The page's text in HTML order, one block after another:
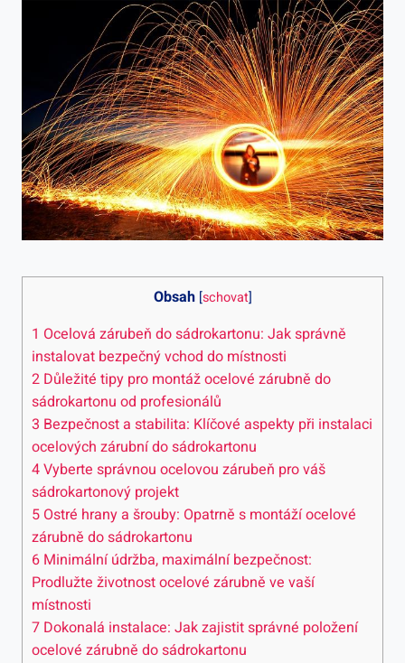
Obsah [schovat]
1 Ocelová zárubeň do sádrokartonu: Jak správně
instalovat bezpečný vchod do místnosti
2 Důležité tipy pro montáž ocelové zárubně do
sádrokartonu od profesionálů
3 Bezpečnost a stabilita: Klíčové aspekty při instalaci
ocelových zárubní do sádrokartonu
4Vyberte správnou ocelovou zárubeň pro váš
sádrokartonový projekt
5 Ostré hrany a šrouby: Opatrně s montáží ocelové
zárubně do sádrokartonu
6 Minimální údržba, maximální bezpečnost:
Prodlužte životnost ocelové zárubně ve vaší
místnosti
7 Dokonalá instalace: Jak zajistit správné položení
ocelové zárubně do sádrokartonu